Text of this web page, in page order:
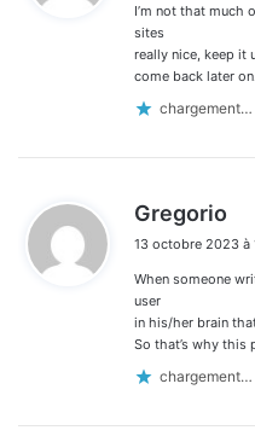
I’m not that much
sites
really nice, keep it
come back later
chargement…
Gregorio
t
13 octobre 2023 à
When someone
user
in his/her brain
So that’s why this
chargement…